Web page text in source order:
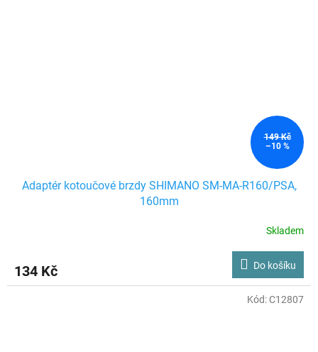
149 Kč
–10 %
Adaptér kotoučové brzdy SHIMANO SM-MA-R160/PSA,
160mm
Skladem
134 Kč Do košíku
Kód:C12807